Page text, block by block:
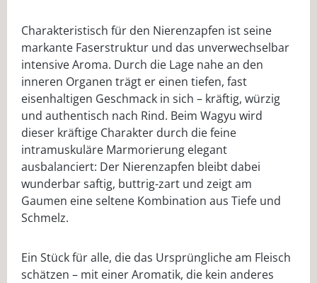
Charakteristisch für den Nierenzapfen ist seine
markante Faserstruktur und das unverwechselbar
intensive Aroma. Durch die Lage nahe an den
inneren Organen trägt er einen tiefen, fast
eisenhaltigen Geschmack in sich – kräftig, würzig
und authentisch nach Rind. Beim Wagyu wird
dieser kräftige Charakter durch die feine
intramuskuläre Marmorierung elegant
ausbalanciert: Der Nierenzapfen bleibt dabei
wunderbar saftig, buttrig-zart und zeigt am
Gaumen eine seltene Kombination aus Tiefe und
Schmelz.
Ein Stück für alle, die das Ursprüngliche am Fleisch
schätzen – mit einer Aromatik, die kein anderes